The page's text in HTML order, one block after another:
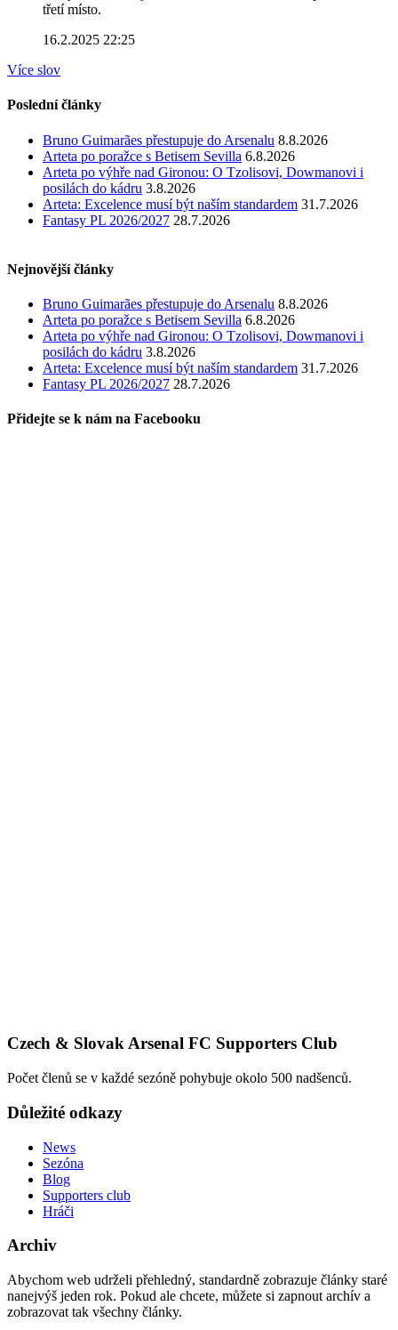
třetí místo.
16.2.2025 22:25
Více slov
Poslední články
Bruno Guimarães přestupuje do Arsenalu 8.8.2026
Arteta po poražce s Betisem Sevilla 6.8.2026
Arteta po výhře nad Gironou: O Tzolisovi, Dowmanovi i
posilách do kádru 3.8.2026
Arteta: Excelence musí být naším standardem 31.7.2026
Fantasy PL 2026/2027 28.7.2026
Nejnovější články
Bruno Guimarães přestupuje do Arsenalu 8.8.2026
Arteta po poražce s Betisem Sevilla 6.8.2026
Arteta po výhře nad Gironou: O Tzolisovi, Dowmanovi i
posilách do kádru 3.8.2026
Arteta: Excelence musí být naším standardem 31.7.2026
Fantasy PL 2026/2027 28.7.2026
Přidejte se k nám na Facebooku
Czech & Slovak Arsenal FC Supporters Club
Počet členů se v každé sezóně pohybuje okolo 500 nadšenců.
Důležité odkazy
News
Sezóna
Blog
Supporters club
Hráči
Archiv
Abychom web udrželi přehledný, standardně zobrazuje články staré
nanejvýš jeden rok. Pokud ale chcete, můžete si zapnout archív a
zobrazovat tak všechny články.